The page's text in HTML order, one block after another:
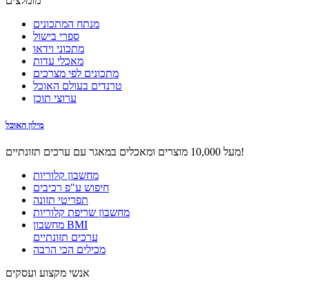
מנתח המתכונים
ספרי בישול
מתכוני וידאו
מאכלי עדות
מתכונים לפי מצרכים
טרנדים בעולם האוכל
ערוצי תוכן
מילון האוכל
מעל 10,000 מוצרים ומאכלים במאגר עם ערכים תזונתיים!
מחשבון קלוריות
חיפוש ע"פ רכיבים
תפריטי תזונה
מחשבון שריפת קלוריות
מחשבון BMI
ערכים תזונתיים
מכילים הכי הרבה
אנשי מקצוע ועסקים